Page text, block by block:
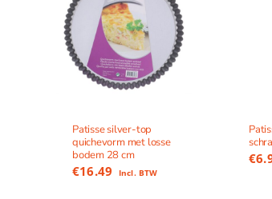
Patisse silver-top
quichevorm met losse
bodem 28 cm
€16.49 Incl. BTW
€